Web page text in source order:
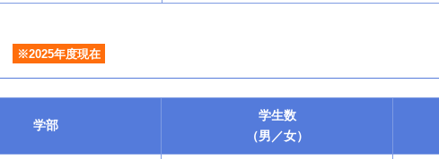
※2025年度現在
学部
学生数
（男／女）